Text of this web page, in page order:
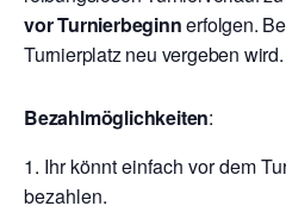
vor Turnierbeginnerfolgen.
Turnierplatz neu vergeben wird.
Bezahlmöglichkeiten:
Ihr könnt einfach vor dem
bezahlen.